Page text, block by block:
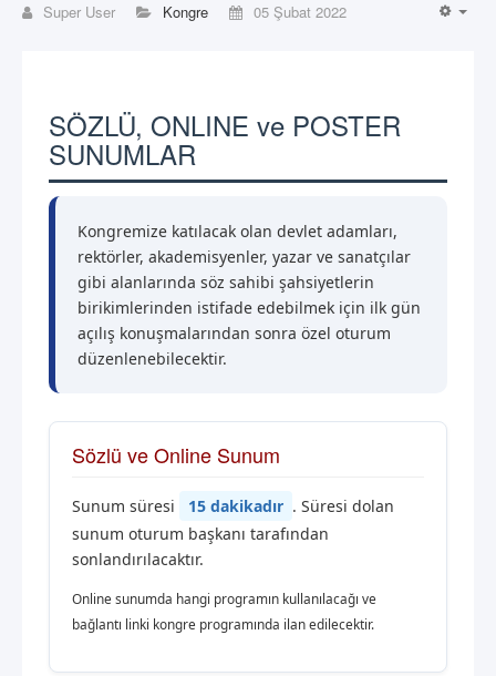
Super User Kongre 05 Şubat 2022
SÖZLÜ, ONLINE ve POSTER
SUNUMLAR
Kongremize katılacak olan devlet adamları,
rektörler, akademisyenler, yazar ve sanatçılar
gibi alanlarında söz sahibi şahsiyetlerin
birikimlerinden istifade edebilmek için ilk gün
açılış konuşmalarından sonra özel oturum
düzenlenebilecektir.
Sözlü ve Online Sunum
Sunum süresi 15 dakikadır . Süresi dolan
sunum oturum başkanı tarafından
sonlandırılacaktır.
Online sunumda hangi programın kullanılacağı ve
bağlantı linki kongre programında ilan edilecektir.